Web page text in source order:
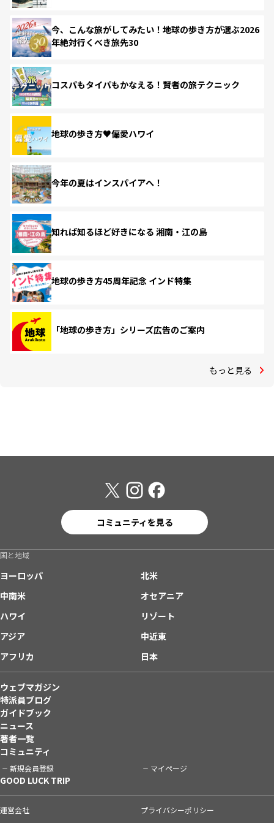
今、こんな旅がしてみたい！地球の歩き方が選ぶ2026
年絶対行くべき旅先30
コスパもタイパもかなえる！賢者の旅テクニック
地球の歩き方♥偏愛ハワイ
今年の夏はインスパイアへ！
知れば知るほど好きになる 湘南・江の島
地球の歩き方45周年記念 インド特集
「地球の歩き方」シリーズ広告のご案内
もっと見る
コミュニティを見る
国と地域
ヨーロッパ
北米
中南米
オセアニア
ハワイ
リゾート
アジア
中近東
アフリカ
日本
ウェブマガジン
特派員ブログ
ガイドブック
ニュース
著者一覧
コミュニティ
新規会員登録 マイページ
GOOD LUCK TRIP
運営会社
プライバシーポリシー